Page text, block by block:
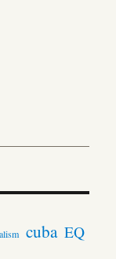
cuba EQ